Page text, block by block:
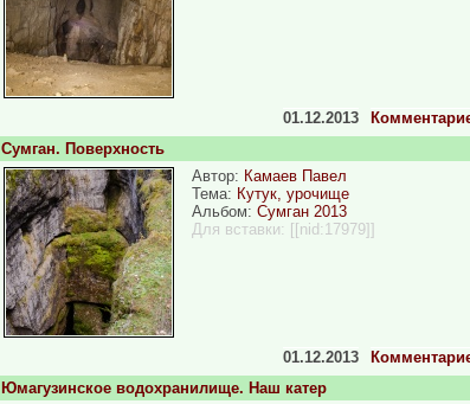
01.12.2013
Сумган. Поверхность
Автор: Камаев Павел
Тема: Кутук, урочище
Альбом: Сумган 2013
Для вставки: [[nid:17979]]
01.12.2013
Юмагузинское водохранилище. Наш катер